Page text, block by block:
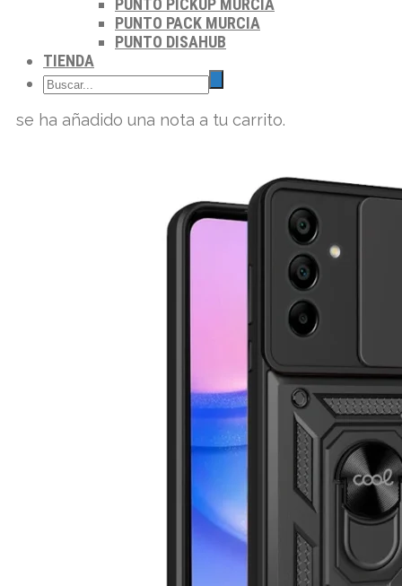
PUNTO PICKUP MURCIA
PUNTO PACK MURCIA
PUNTO DISAHUB
TIENDA
se ha añadido una nota a tu carrito.